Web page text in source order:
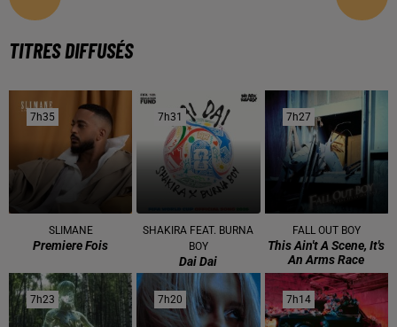
TITRES DIFFUSÉS
7h35
7h35
SLIMANE
Premiere Fois
7h31
7h31
SHAKIRA FEAT. BURNA
BOY
Dai Dai
7h27
7h27
FALL OUT BOY
This Ain't A Scene, It's
An Arms Race
7h23
7h23 7h20
7h20 7h14
7h14